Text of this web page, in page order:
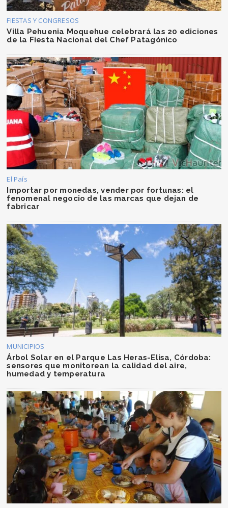
FIESTAS Y CONGRESOS
Villa Pehuenia Moquehue celebrará las 20 ediciones
de la Fiesta Nacional del Chef Patagónico
El País
Importar por monedas, vender por fortunas: el
fenomenal negocio de las marcas que dejan de
fabricar
MUNICIPIOS
Árbol Solar en el Parque Las Heras-Elisa, Córdoba:
sensores que monitorean la calidad del aire,
humedad y temperatura